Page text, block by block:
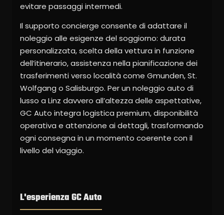
evitare passaggi intermedi.
Il supporto concierge consente di adattare il
noleggio alle esigenze del soggiorno: durata
personalizzata, scelta della vettura in funzione
dell’itinerario, assistenza nella pianificazione dei
trasferimenti verso località come Gmunden, St.
Wolfgang o Salisburgo. Per un noleggio auto di
lusso a Linz davvero all’altezza delle aspettative,
GC Auto integra logistica premium, disponibilità
operativa e attenzione ai dettagli, trasformando
ogni consegna in un momento coerente con il
livello del viaggio.
L'esperienza GC Auto